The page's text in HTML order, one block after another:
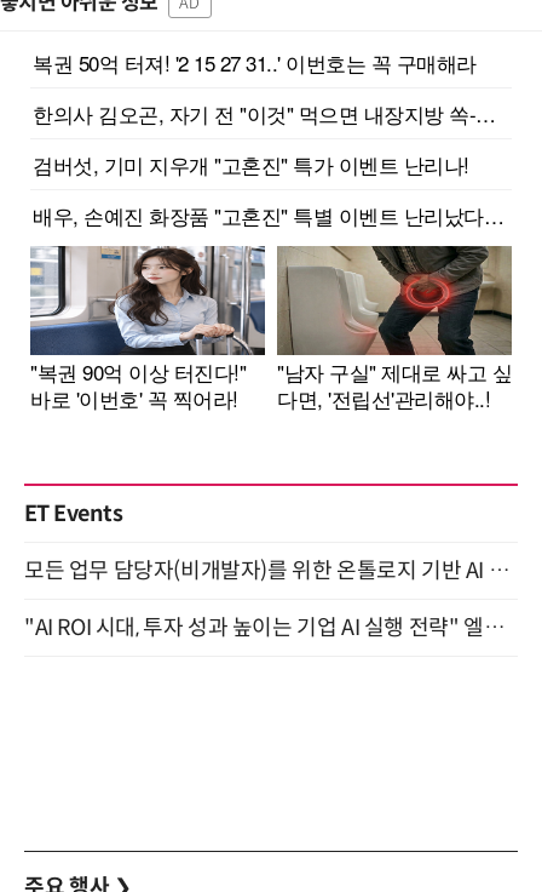
ET Events
모든 업무 담당자(비개발자)를 위한 온톨로지 기반 AI 지식체계 설계 1-day 워크숍 8월 20일 개최
"AI ROI 시대, 투자 성과 높이는 기업 AI 실행 전략" 엘타워 6층 (9월 18일)